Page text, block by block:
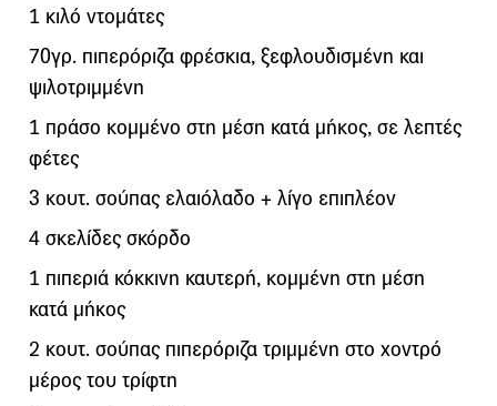
1 κιλό ντομάτες
70γρ. πιπερόριζα φρέσκια, ξεφλουδισμένη και
ψιλοτριμμένη
1 πράσο κομμένο στη μέση κατά μήκος, σε λεπτές
φέτες
3 κουτ. σούπας ελαιόλαδο + λίγο επιπλέον
4 σκελίδες σκόρδο
1 πιπεριά κόκκινη καυτερή, κομμένη στη μέση
κατά μήκος
2 κουτ. σούπας πιπερόριζα τριμμένη στο χοντρό
μέρος του τρίφτη